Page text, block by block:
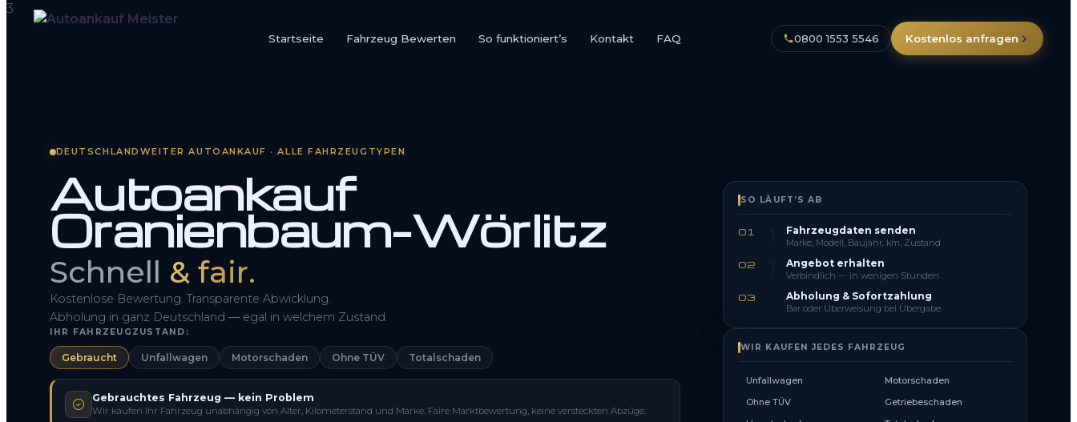
Startseite Fahrzeug Bewerten So funktioniert’s Kontakt FAQ 0800 1553 5546 Kostenlos anfragen
Kontakt
DEUTSCHLANDWEITER AUTOANKAUF · ALLE FAHRZEUGTYPEN
Autoankauf
Oranienbaum-Wörlitz
Schnell & fair.
Kostenlose Bewertung. Transparente Abwicklung.
Abholung in ganz Deutschland — egal in welchem Zustand.
IHR FAHRZEUGZUSTAND:
Gebraucht Unfallwagen Motorschaden Ohne TÜV Totalschaden
Gebrauchtes Fahrzeug — kein Problem
Wir kaufen Ihr Fahrzeug unabhängig von Alter, Kilometerstand und Marke. Faire Marktbewertung, keine versteckten Abzüge.
SO LÄUFT’S AB
01 Fahrzeugdaten senden
Marke, Modell, Baujahr, km, Zustand
02 Angebot erhalten
Verbindlich — in wenigen Stunden
03 Abholung & Sofortzahlung
Bar oder Überweisung bei Übergabe
WIR KAUFEN JEDES FAHRZEUG
Unfallwagen
Motorschaden
Ohne TÜV
Getriebeschaden